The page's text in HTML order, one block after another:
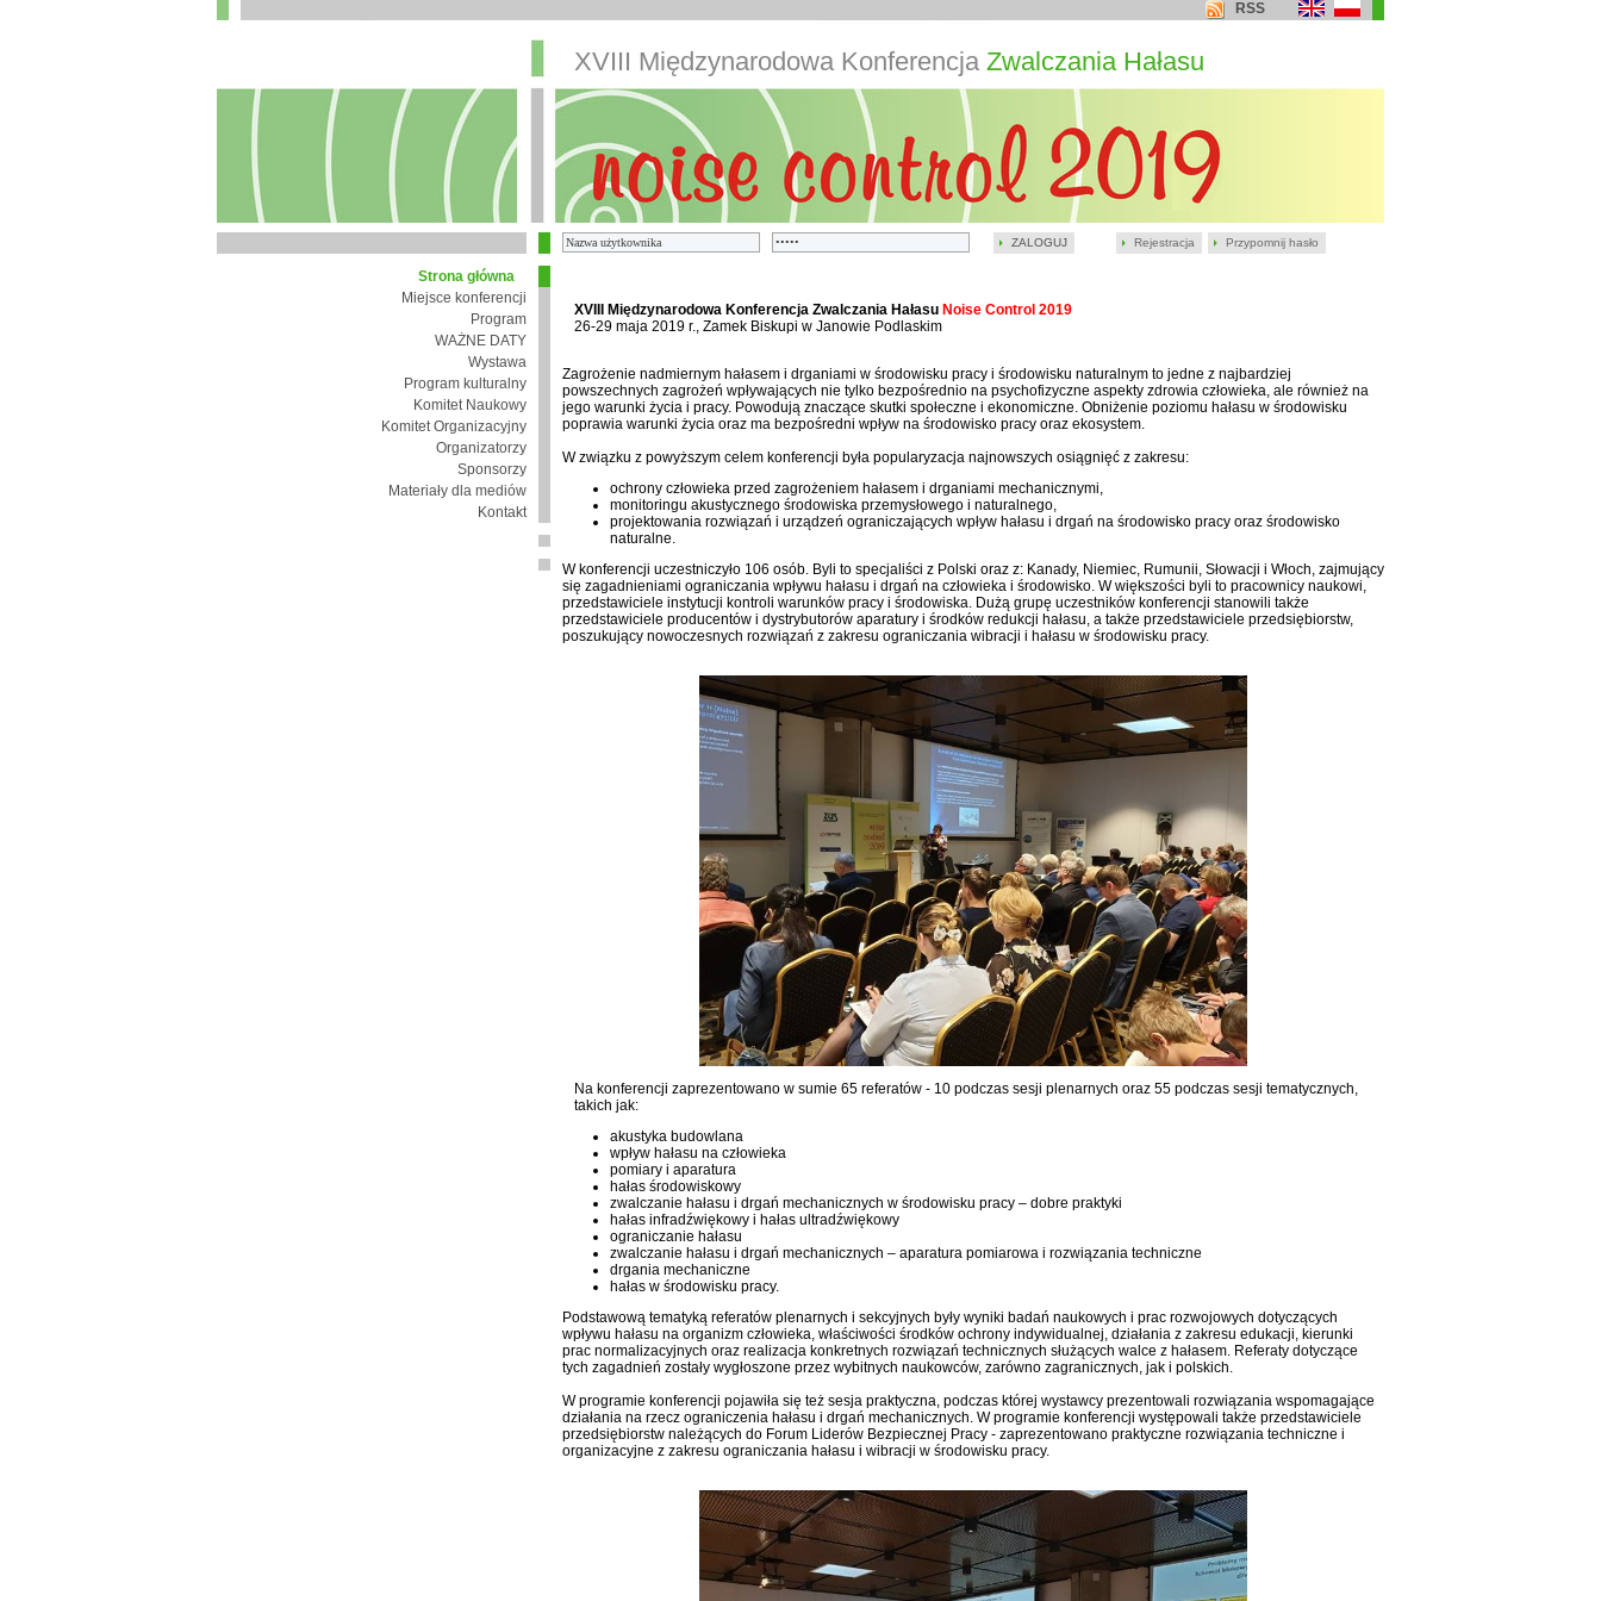
ZALOGUJ Rejestracja Przypomnij hasło
RSS
XVIII Międzynarodowa Konferencja Zwalczania Hałasu
Strona główna
Miejsce konferencji
Program
WAŻNE DATY
Wystawa
Program kulturalny
Komitet Naukowy
Komitet Organizacyjny
Organizatorzy
Sponsorzy
Materiały dla mediów
Kontakt
XVIII Międzynarodowa Konferencja Zwalczania Hałasu Noise Control 2019
26-29 maja 2019 r., Zamek Biskupi w Janowie Podlaskim
Zagrożenie nadmiernym hałasem i drganiami w środowisku pracy i środowisku naturalnym to jedne z najbardziej
powszechnych zagrożeń wpływających nie tylko bezpośrednio na psychofizyczne aspekty zdrowia człowieka, ale również na
jego warunki życia i pracy. Powodują znaczące skutki społeczne i ekonomiczne. Obniżenie poziomu hałasu w środowisku
poprawia warunki życia oraz ma bezpośredni wpływ na środowisko pracy oraz ekosystem.
W związku z powyższym celem konferencji była popularyzacja najnowszych osiągnięć z zakresu:
ochrony człowieka przed zagrożeniem hałasem i drganiami mechanicznymi,
monitoringu akustycznego środowiska przemysłowego i naturalnego,
projektowania rozwiązań i urządzeń ograniczających wpływ hałasu i drgań na środowisko pracy oraz środowisko
naturalne.
W konferencji uczestniczyło 106 osób. Byli to specjaliści z Polski oraz z: Kanady, Niemiec, Rumunii, Słowacji i Włoch, zajmujący
się zagadnieniami ograniczania wpływu hałasu i drgań na człowieka i środowisko. W większości byli to pracownicy naukowi,
przedstawiciele instytucji kontroli warunków pracy i środowiska. Dużą grupę uczestników konferencji stanowili także
przedstawiciele producentów i dystrybutorów aparatury i środków redukcji hałasu, a także przedstawiciele przedsiębiorstw,
poszukujący nowoczesnych rozwiązań z zakresu ograniczania wibracji i hałasu w środowisku pracy.
Na konferencji zaprezentowano w sumie 65 referatów - 10 podczas sesji plenarnych oraz 55 podczas sesji tematycznych,
takich jak:
akustyka budowlana
wpływ hałasu na człowieka
pomiary i aparatura
hałas środowiskowy
zwalczanie hałasu i drgań mechanicznych w środowisku pracy – dobre praktyki
hałas infradźwiękowy i hałas ultradźwiękowy
ograniczanie hałasu
zwalczanie hałasu i drgań mechanicznych – aparatura pomiarowa i rozwiązania techniczne
drgania mechaniczne
hałas w środowisku pracy.
Podstawową tematyką referatów plenarnych i sekcyjnych były wyniki badań naukowych i prac rozwojowych dotyczących
wpływu hałasu na organizm człowieka, właściwości środków ochrony indywidualnej, działania z zakresu edukacji, kierunki
prac normalizacyjnych oraz realizacja konkretnych rozwiązań technicznych służących walce z hałasem. Referaty dotyczące
tych zagadnień zostały wygłoszone przez wybitnych naukowców, zarówno zagranicznych, jak i polskich.
W programie konferencji pojawiła się też sesja praktyczna, podczas której wystawcy prezentowali rozwiązania wspomagające
działania na rzecz ograniczenia hałasu i drgań mechanicznych. W programie konferencji występowali także przedstawiciele
przedsiębiorstw należących do Forum Liderów Bezpiecznej Pracy - zaprezentowano praktyczne rozwiązania techniczne i
organizacyjne z zakresu ograniczania hałasu i wibracji w środowisku pracy.